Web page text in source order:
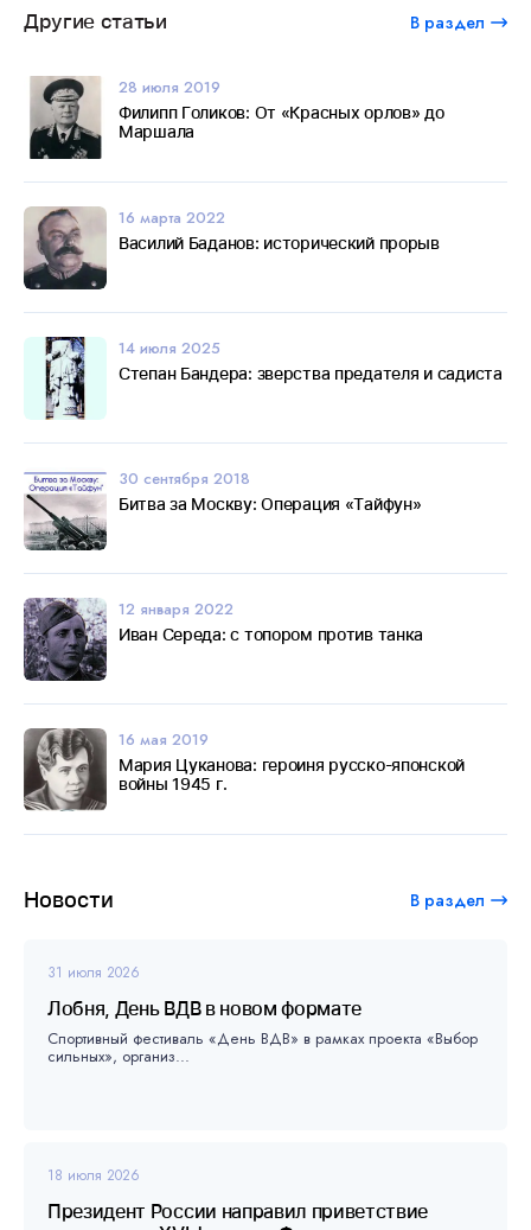
Новости В раздел
31 июля 2026
Лобня, День ВДВ в новом формате
Спортивный фестиваль «День ВДВ» в рамках проекта «Выбор
сильных», организ...
18 июля 2026
Президент России направил приветствие
Другие статьи В раздел
28 июля 2019
Филипп Голиков: От «Красных орлов» до
Маршала
16 марта 2022
Василий Баданов: исторический прорыв
14 июля 2025
Степан Бандера: зверства предателя и садиста
30 сентября 2018
Битва за Москву: Операция «Тайфун»
12 января 2022
Иван Середа: с топором против танка
16 мая 2019
Мария Цуканова: героиня русско-японской
войны 1945 г.